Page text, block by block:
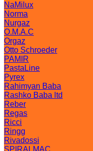
NaMilux
Norma
Nurgaz
O.M.A.C
Orgaz
Otto Schroeder
PAMIR
PastaLine
Pyrex
Rahimyan Baba
Rashko Baba ltd
Reber
Regas
Ricci
Ringg
Rivadossi
SPIRALMAC